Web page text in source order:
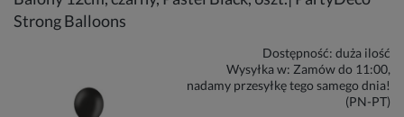
Strong Balloons
Dostępność: duża ilość
Wysyłka w: Zamów do 11:00,
nadamy przesyłkę tego samego dnia!
(PN-PT)